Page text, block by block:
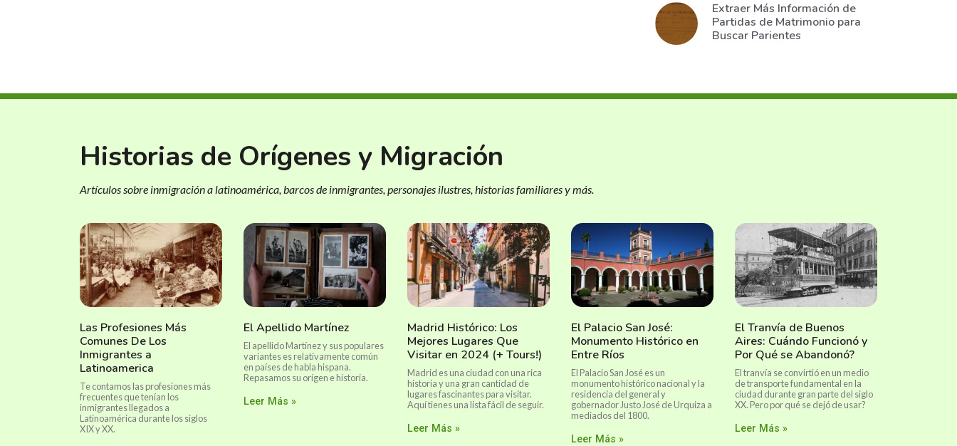
Extraer Más Información de
Partidas de Matrimonio para
Buscar Parientes
Historias de Orígenes y Migración
Artículos sobre inmigración a latinoamérica, barcos de inmigrantes, personajes ilustres, historias familiares y más.
Las Profesiones Más
Comunes De Los
Inmigrantes a
Latinoamerica
Te contamos las profesiones más
frecuentes que tenían los
inmigrantes llegados a
Latinoamérica durante los siglos
XIX y XX.
El Apellido Martínez
El apellido Martínez y sus populares
variantes es relativamente común
en países de habla hispana.
Repasamos su orígen e historia.
Leer Más »
Madrid Histórico: Los
Mejores Lugares Que
Visitar en 2024 (+ Tours!)
Madrid es una ciudad con una rica
historia y una gran cantidad de
lugares fascinantes para visitar.
Aquí tienes una lista fácil de seguir.
Leer Más »
El Palacio San José:
Monumento Histórico en
Entre Ríos
El Palacio San José es un
monumento histórico nacional y la
residencia del general y
gobernador Justo José de Urquiza a
mediados del 1800.
Leer Más »
El Tranvía de Buenos
Aires: Cuándo Funcionó y
Por Qué se Abandonó?
El tranvía se convirtió en un medio
de transporte fundamental en la
ciudad durante gran parte del siglo
XX. Pero por qué se dejó de usar?
Leer Más »